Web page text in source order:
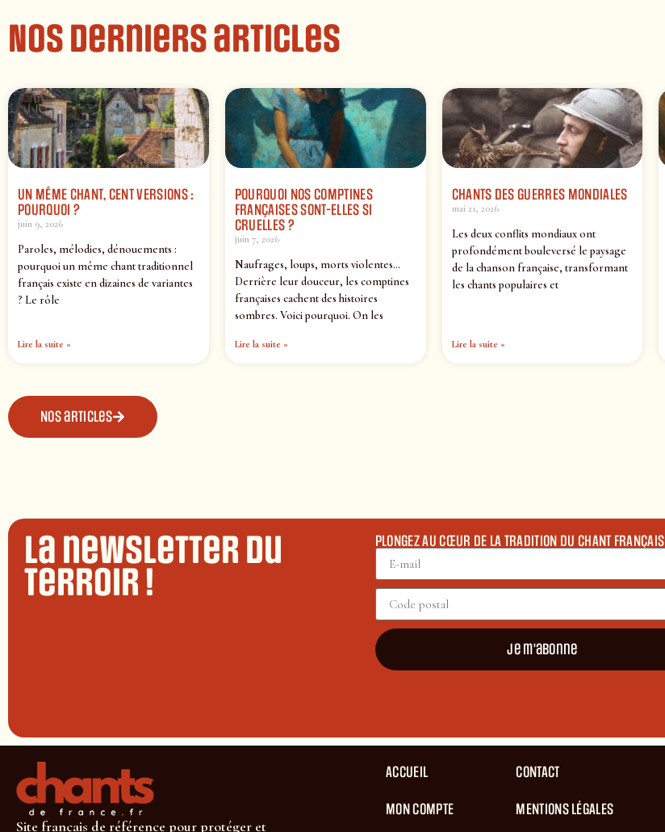
Nos derniers articles
UN MÊME CHANT, CENT VERSIONS :
POURQUOI ?
juin 9, 2026
Paroles, mélodies, dénouements :
pourquoi un même chant traditionnel
français existe en dizaines de variantes
? Le rôle
Lire la suite »
POURQUOI NOS COMPTINES
FRANÇAISES SONT-ELLES SI
CRUELLES ?
juin 7, 2026
Naufrages, loups, morts violentes…
Derrière leur douceur, les comptines
françaises cachent des histoires
sombres. Voici pourquoi. On les
Lire la suite »
CHANTS DES GUERRES MONDIALES
mai 21, 2026
Les deux conflits mondiaux ont
profondément bouleversé le paysage
de la chanson française, transformant
les chants populaires et
Lire la suite »
Nos articles
La newsletter du
terroir !
PLONGEZ AU CŒUR DE LA TRADITION DU CHANT FRANÇAIS
Je m'abonne
Site français de référence pour protéger et
ACCUEIL
MON COMPTE
CONTACT
MENTIONS LÉGALES